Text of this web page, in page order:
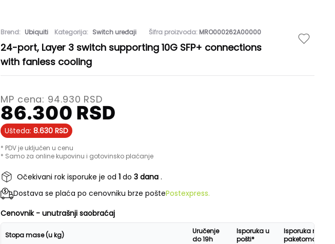
Brend: Ubiquiti Kategorija: Switch uređaji Šifra proizvoda: MRO000262A00000
24-port, Layer 3 switch supporting 10G SFP+ connections
with fanless cooling
MP cena: 94.930 RSD
86.300 RSD
Ušteda: 8.630 RSD
* PDV je uključen u cenu
* Samo za online kupovinu i gotovinsko plaćanje
Očekivani rok isporuke je od 1 do 3 dana .
Dostava se plaća po cenovniku brze poštePostexpress.
Cenovnik - unutrašnji saobraćaj
Stopa mase (u kg)
Uručenje
do 19h
Isporuka u
pošti*
Isporuka na
paketomatu*